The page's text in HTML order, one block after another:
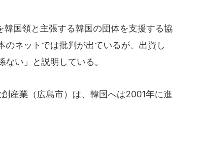
国領と主張する韓国の団体を支援する協
ネットでは批判が出ているが、出資し
い」と説明している。
産業（広島市）は、韓国へは2001年に進